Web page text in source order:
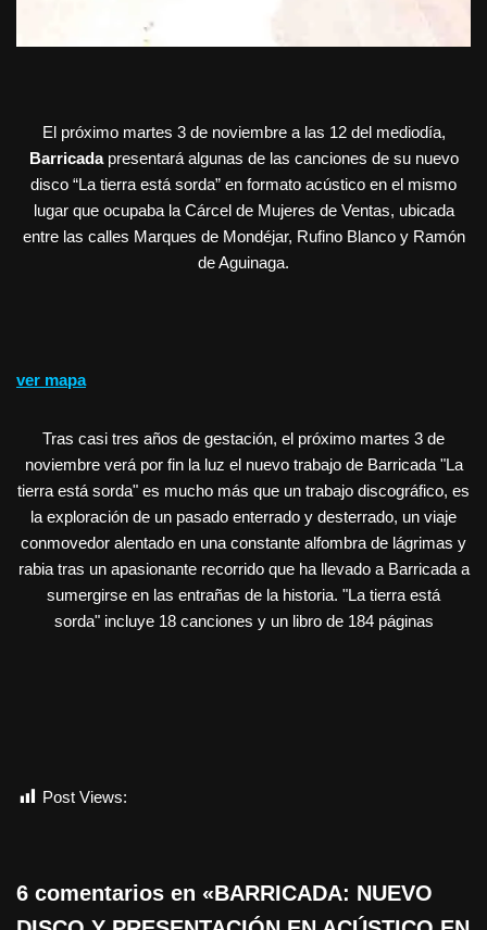
El próximo martes 3 de noviembre a las 12 del mediodía,
Barricadapresentará algunas de las canciones de su nuevo
disco “La tierra está sorda” en formato acústico en el mismo
lugar que ocupaba la Cárcel de Mujeres de Ventas, ubicada
entre las calles Marques de Mondéjar, Rufino Blanco y Ramón
de Aguinaga.
ver mapa
Tras casi tres años de gestación, el próximo martes 3 de
noviembre verá por fin la luz el nuevo trabajo de Barricada "La
tierra está sorda" es mucho más que un trabajo discográfico, es
la exploración de un pasado enterrado y desterrado, un viaje
conmovedor alentado en una constante alfombra de lágrimas y
rabia tras un apasionante recorrido que ha llevado a Barricada a
sumergirse en las entrañas de la historia. "La tierra está
sorda" incluye 18 canciones y un libro de 184 páginas
Post Views:
6 comentarios en «BARRICADA: NUEVO